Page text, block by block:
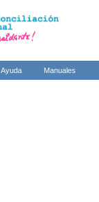
Ayuda Manuales